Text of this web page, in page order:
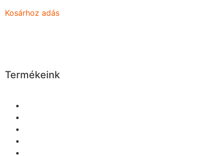
Kosárhoz adás
Termékeink